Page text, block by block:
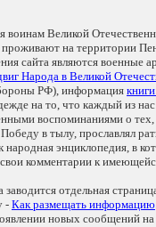
воинам Великой
на территории
сайта являются военные
Народа в Великой
РФ), информация
на то, что каждый из
воспоминаниями о
Победу в тылу, прославлял
народная энциклопедия, в
комментарии к
заводится отдельная
-Как размещать информацию
новых сообщений на